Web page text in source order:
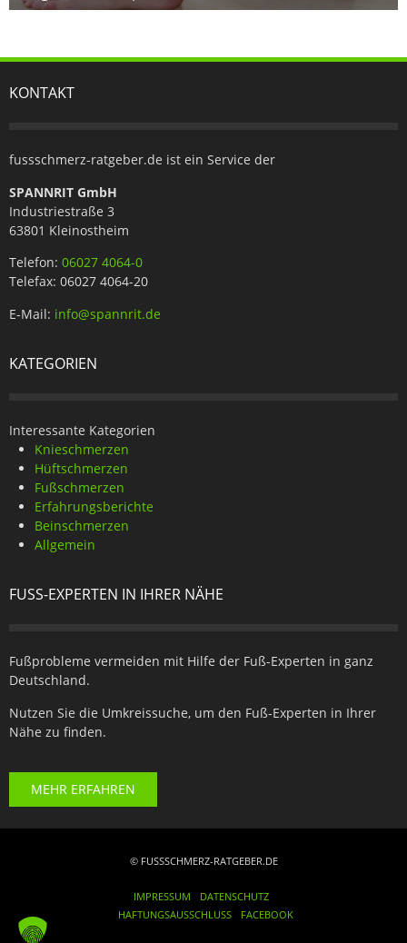
KONTAKT
fussschmerz-ratgeber.de ist ein Service der
SPANNRIT GmbH
Industriestraße 3
63801 Kleinostheim
Telefon: 06027 4064-0
Telefax: 06027 4064-20
E-Mail: info@spannrit.de
KATEGORIEN
Interessante Kategorien
Knieschmerzen
Hüftschmerzen
Fußschmerzen
Erfahrungsberichte
Beinschmerzen
Allgemein
FUSS-EXPERTEN IN IHRER NÄHE
Fußprobleme vermeiden mit Hilfe der Fuß-Experten in ganz
Deutschland.
Nutzen Sie die Umkreissuche, um den Fuß-Experten in Ihrer
Nähe zu finden.
MEHR ERFAHREN
© FUSSSCHMERZ-RATGEBER.DE
IMPRESSUM
DATENSCHUTZ
HAFTUNGSAUSSCHLUSS
FACEBOOK